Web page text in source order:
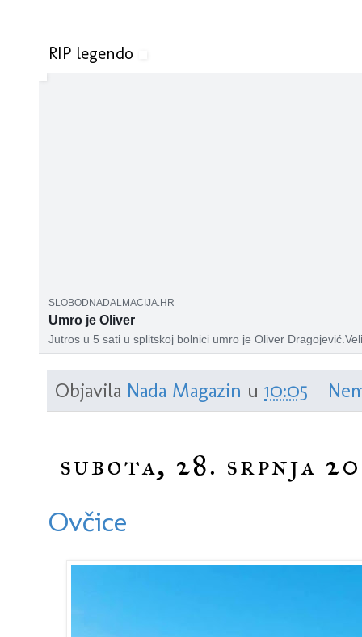
RIP legendo
SLOBODNADALMACIJA.HR
Umro je Oliver
Jutros u 5 sati u splitskoj bolnici umro je Oliver
glazbene scene napustio nas je u 71. godini, točno godinu
Objavila Nada Magazin u 10:05
subota, 28. srpnja
Ovčice